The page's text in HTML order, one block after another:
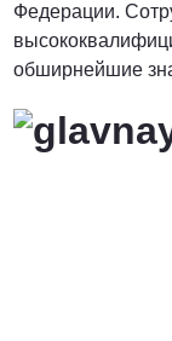
Федерации.
обширнейшие